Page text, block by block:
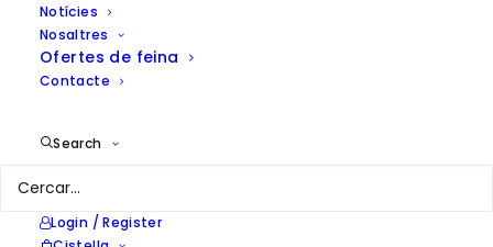
Notícies
Nosaltres
Ofertes de feina
Contacte
Search
Login / Register
Client
GCA Arquitectes Associats
Year
Services